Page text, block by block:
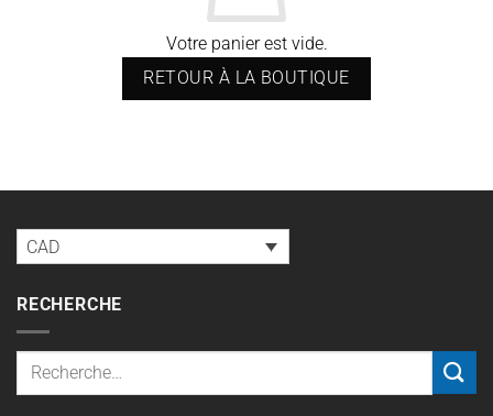
Votre panier est vide.
RETOUR À LA BOUTIQUE
CAD
RECHERCHE
Recherche